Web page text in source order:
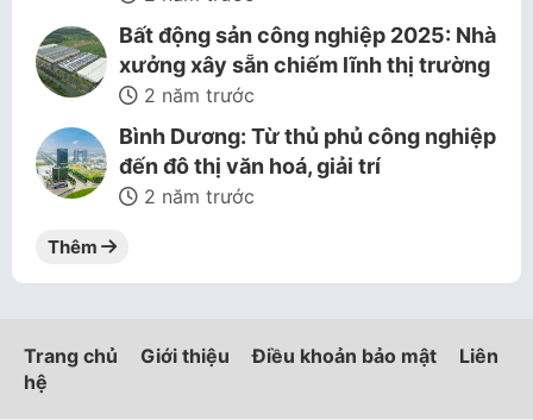
Bất động sản công nghiệp 2025: Nhà
xưởng xây sẵn chiếm lĩnh thị trường
2 năm trước
Bình Dương: Từ thủ phủ công nghiệp
đến đô thị văn hoá, giải trí
2 năm trước
Thêm
Trang chủ Giới thiệu Điều khoản bảo mật
Liên
hệ